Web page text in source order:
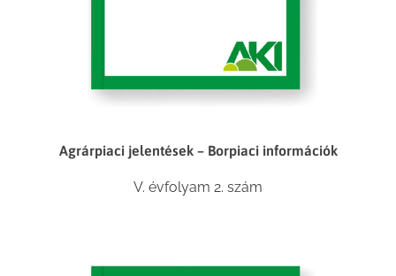
Agrárpiaci jelentések – Borpiaci információk
V. évfolyam 2. szám